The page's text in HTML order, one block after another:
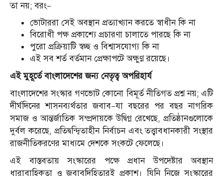
তা নয়; বরং—
ভোটাররা সেই অবস্থান প্রত্যাখ্যান করতে স্বাধীন কি না
বিরোধী পক্ষ প্রকাশ্যে প্রচারণা চালাতে পারছে কি না
পুরো প্রক্রিয়াটি স্বচ্ছ ও বিশ্বাসযোগ্য কি না
এই সব শর্ত বর্তমান প্রেক্ষাপটে অক্ষুণ্ণ রয়েছে।
এই মুহূর্তে বাংলাদেশের জন্য নেতৃত্ব অপরিহার্য
বাংলাদেশের সংস্কার গণভোট কোনো বিমূর্ত নীতিগত প্রশ্ন নয়; এটি
দীর্ঘদিনের শাসনব্যর্থতার জবাব—যা বছরের পর বছর নাগরিক
সমাজ ও আন্তর্জাতিক সম্প্রদায়কে উদ্বিগ্ন রেখেছে, প্রতিষ্ঠানগুলোকে
দুর্বল করেছে, প্রতিদ্বন্দ্বিতাহীন নির্বাচন এবং তত্ত্বাবধানকারী সংস্থার
রাজনীতিকরণের মাধ্যমে দেশকে সংকটে ফেলেছে।
এই বাস্তবতায় সংস্কারের পক্ষে প্রধান উপদেষ্টার অবস্থান
ধারাবাহিকতা ও জবাবদিহিতারই প্রকাশ। যিনি নিজে সংস্কারের